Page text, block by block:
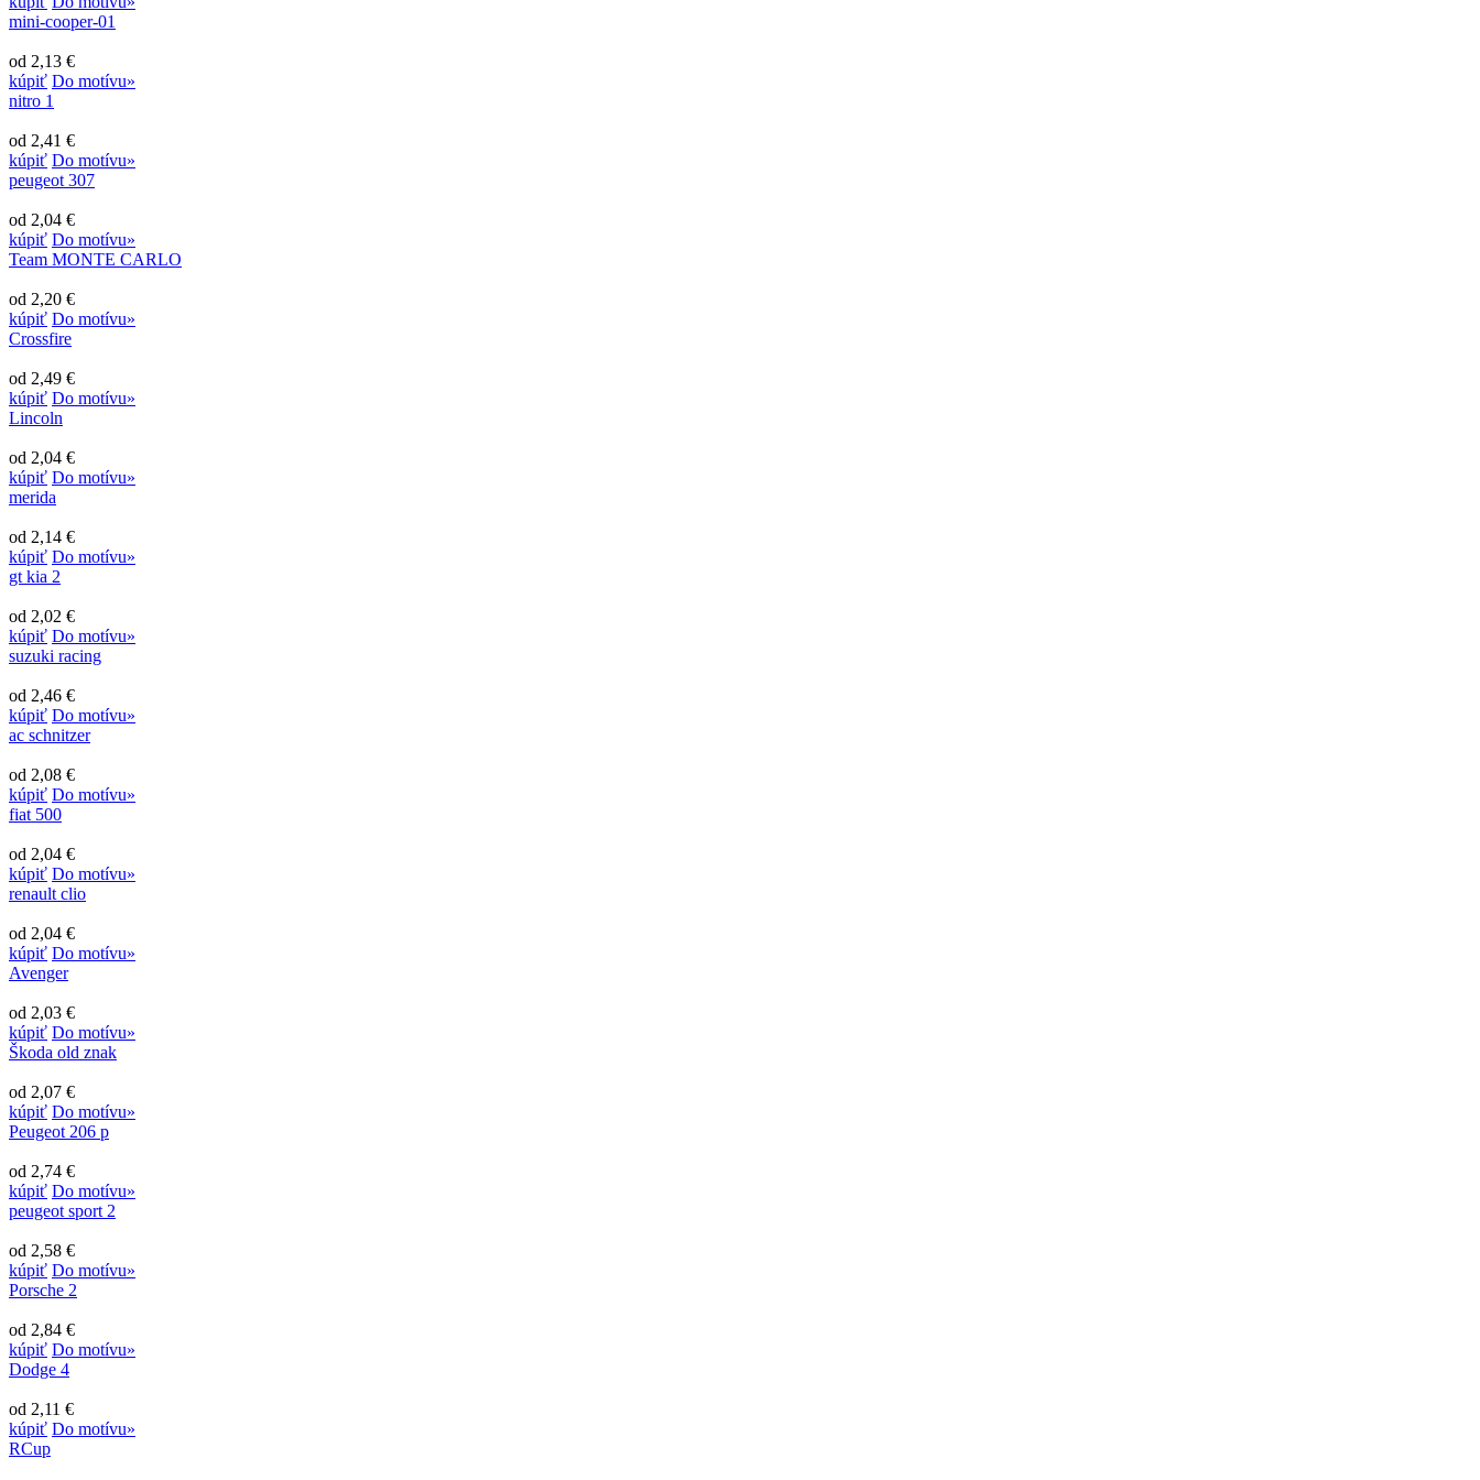
mini-cooper-01
od 2,13 €
kúpiť Do motívu»
nitro 1
od 2,41 €
kúpiť Do motívu»
peugeot 307
od 2,04 €
kúpiť Do motívu»
Team MONTE CARLO
od 2,20 €
kúpiť Do motívu»
Crossfire
od 2,49 €
kúpiť Do motívu»
Lincoln
od 2,04 €
kúpiť Do motívu»
merida
od 2,14 €
kúpiť Do motívu»
gt kia 2
od 2,02 €
kúpiť Do motívu»
suzuki racing
od 2,46 €
kúpiť Do motívu»
ac schnitzer
od 2,08 €
kúpiť Do motívu»
fiat 500
od 2,04 €
kúpiť Do motívu»
renault clio
od 2,04 €
kúpiť Do motívu»
Avenger
od 2,03 €
kúpiť Do motívu»
Škoda old znak
od 2,07 €
kúpiť Do motívu»
Peugeot 206 p
od 2,74 €
kúpiť Do motívu»
peugeot sport 2
od 2,58 €
kúpiť Do motívu»
Porsche 2
od 2,84 €
kúpiť Do motívu»
Dodge 4
od 2,11 €
kúpiť Do motívu»
RCup